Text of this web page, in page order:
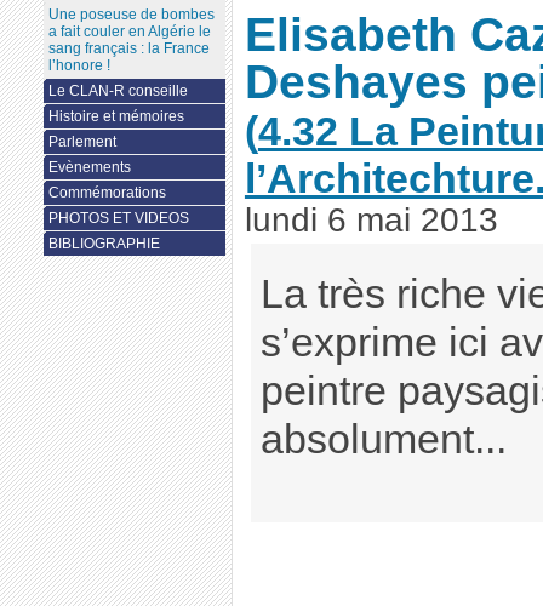
Elisabeth
Deshayes
(4.32 La
lundi 6 mai 2013
La très riche
s’exprime ici
peintre
absolument...
Une poseuse de bombes
a fait couler en Algérie le
sang français : la France
l’honore !
Le CLAN-R conseille
Histoire et mémoires
Parlement
Evènements
Commémorations
PHOTOS ET VIDEOS
BIBLIOGRAPHIE